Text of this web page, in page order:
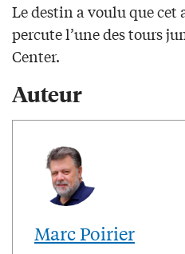
Le destin a voulu que
percute l’une des tours
Center.
Auteur
Marc Poirier